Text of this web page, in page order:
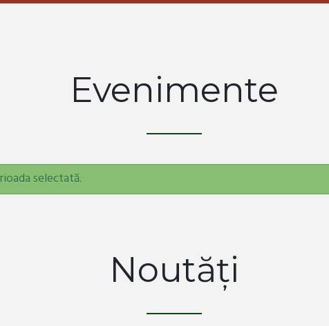
Evenimente
selectată.
Noutăți